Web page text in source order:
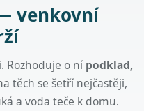
venkovní
Rozhoduje o ní podklad,
těch se šetří nejčastěji,
a voda teče k domu.